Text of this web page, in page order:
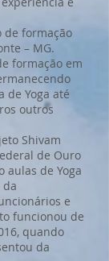
de formação
– MG.
formação em
de Yoga até
outros
Shivam
de Ouro
aulas de Yoga
da
e
funcionou de
quando
da